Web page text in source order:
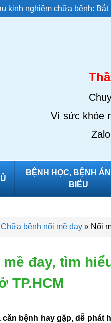
kinh nghiệm chữa bệnh: Bắt
Vì sức khỏe
BỆNH HỌC, BỆNH
BIỂU
Chữa bệnh nổi mề đay » Nổi
mề đay, tìm
TP.HCM
căn bệnh hay gặp, dễ